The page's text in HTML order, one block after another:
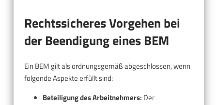
Rechtssicheres Vorgehen bei
der Beendigung eines BEM
Ein BEM gilt als ordnungsgemäß abgeschlossen, wenn
folgende Aspekte erfüllt sind:
Beteiligung des Arbeitnehmers: Der